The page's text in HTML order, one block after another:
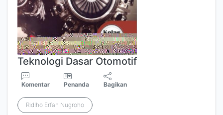
Teknologi Dasar Otomotif
Komentar Penanda Bagikan
Ridlho Erfan Nugroho